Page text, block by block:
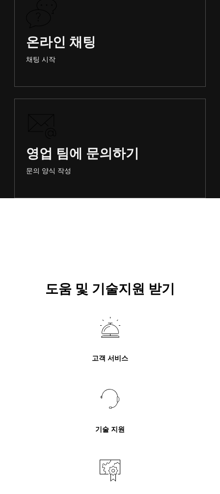
온라인 채팅
채팅 시작
영업 팀에 문의하기
문의 양식 작성
도움 및 기술지원 받기
고객 서비스
기술 지원